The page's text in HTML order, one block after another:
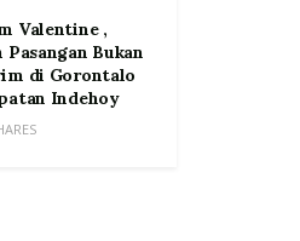
Valentine ,
Pasangan Bukan
di Gorontalo
Indehoy